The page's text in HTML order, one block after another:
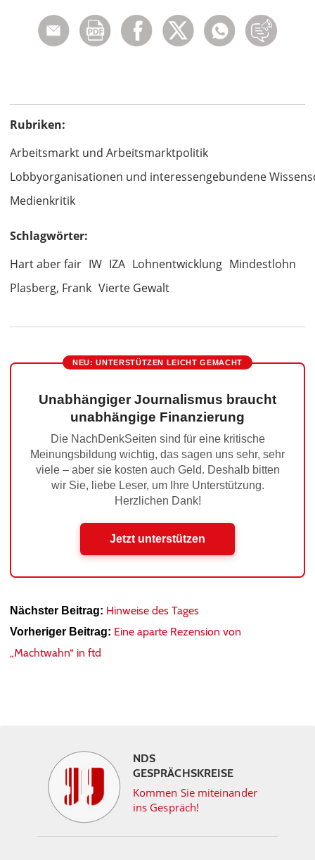
Rubriken:
Arbeitsmarkt und Arbeitsmarktpolitik
Lobbyorganisationen und interessengebundene
Medienkritik
Schlagwörter:
Hart aber fair IW IZA Lohnentwicklung Mindestlohn
Plasberg, Frank Vierte Gewalt
NEU: UNTERSTÜTZEN LEICHT GEMACHT
Unabhängiger Journalismus braucht
unabhängige Finanzierung
Die NachDenkSeiten sind für eine kritische
Meinungsbildung wichtig, das sagen uns sehr, sehr
viele – aber sie kosten auch Geld. Deshalb bitten
wir Sie, liebe Leser, um Ihre Unterstützung.
Herzlichen Dank!
Jetzt unterstützen
Nächster Beitrag: Hinweise des Tages
Vorheriger Beitrag: Eine aparte Rezension von
„Machtwahn“ in ftd
NDS
GESPRÄCHSKREISE
Kommen Sie miteinander
ins Gespräch!